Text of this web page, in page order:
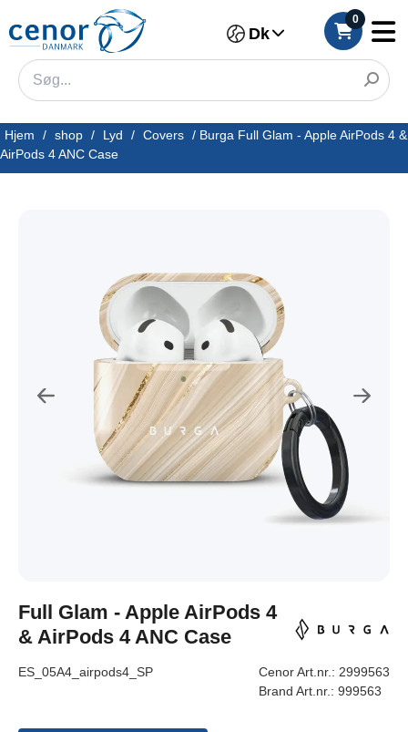
Dk
0
Hjem / shop / Lyd / Covers / Burga Full Glam - Apple AirPods 4 &
AirPods 4 ANC Case
Full Glam - Apple AirPods 4
& AirPods 4 ANC Case
ES_05A4_airpods4_SP Cenor Art.nr.: 2999563
Brand Art.nr.: 999563